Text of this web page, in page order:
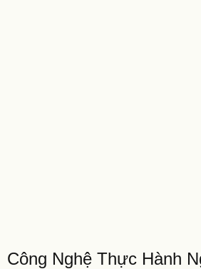
Công Nghệ Thực Hành